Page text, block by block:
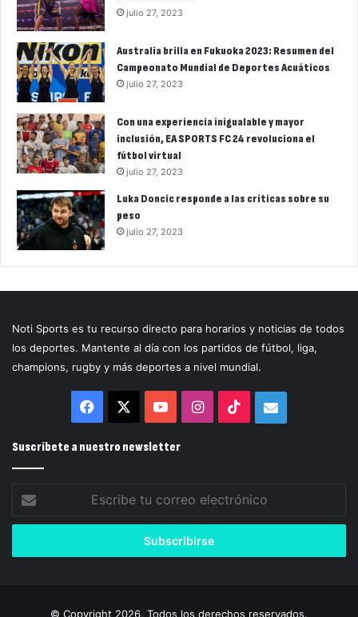
julio 27, 2023
Australia brilla en Fukuoka 2023: Resumen del
Campeonato Mundial de Deportes Acuáticos
julio 27, 2023
Con una experiencia inigualable y mayor
inclusión, EA SPORTS FC 24 revoluciona el
fútbol virtual
julio 27, 2023
Luka Doncic responde a las críticas sobre su
peso
julio 27, 2023
Noti Sports es tu recurso directo para horarios y noticias de todos
los deportes. Mantente al día con los partidos de fútbol, liga,
champions, rugby y más deportes a nivel mundial.
Facebook YouTubeInstagram
TikTok
Suscríbete a nuestro newsletter
tu
correo
© Copyright 2026, Todos los derechos reservados.